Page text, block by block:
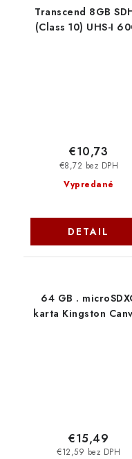
Transcend 8GB
(Class 10) UHS-I
Vypredané
€8,72 bez DPH
€10,73
DETAIL
64 GB .
karta Kingston
€12,59 bez DPH
€15,49